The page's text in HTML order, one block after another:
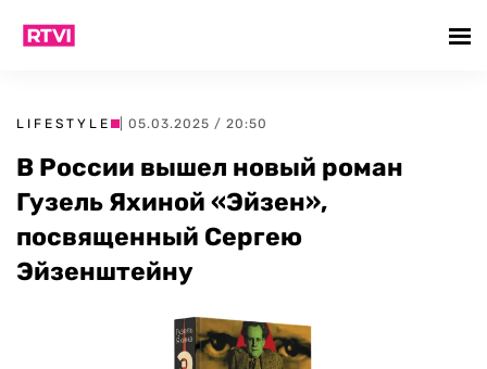
LIFESTYLE | 05.03.2025 / 20:50
В России вышел новый роман
Гузель Яхиной «Эйзен»,
посвященный Сергею
Эйзенштейну